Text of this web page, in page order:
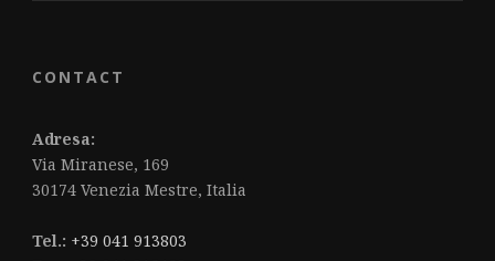
CONTACT
Adresa:
Via Miranese, 169
30174 Venezia Mestre, Italia
Tel.: +39 041 913803